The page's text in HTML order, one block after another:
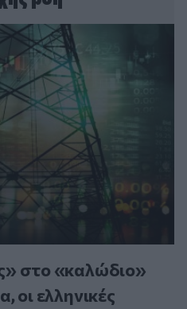
στο «καλώδιο»
οι ελληνικές